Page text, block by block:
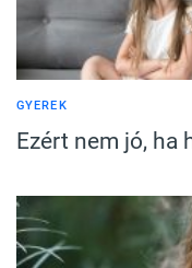
GYEREK
Ezért nem jó, ha